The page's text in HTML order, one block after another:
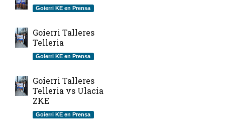
Goierri KE en Prensa
Goierri Talleres
Telleria
Goierri KE en Prensa
Goierri Talleres
Telleria vs Ulacia
ZKE
Goierri KE en Prensa